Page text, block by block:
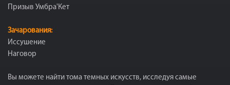
Призыв Умбра'Кет
Зачарования:
Иссушение
Наговор
Вы можете найти тома темных искусств, исследуя самые